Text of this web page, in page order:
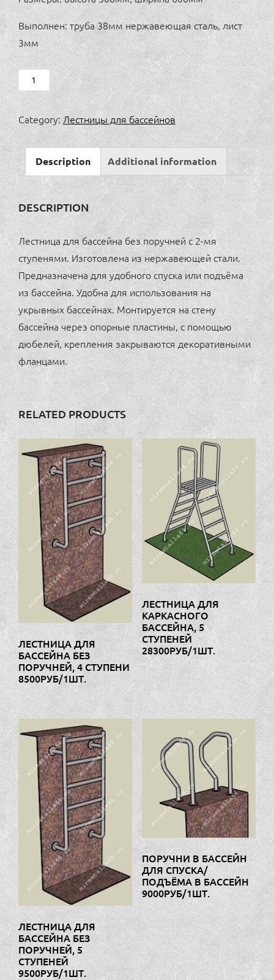
Выполнен: труба 38мм нержавеющая сталь, лист
3мм
Лестница
для
бассейна
без
поручней,
2
ступени
6500руб/1шт.
quantity
Category:Лестницы для бассейнов
Description Additional information
DESCRIPTION
Лестница для бассейна без поручней с 2-мя
ступенями. Изготовлена из нержавеющей стали.
Предназначена для удобного спуска или подъёма
из бассейна. Удобна для использования на
укрывных бассейнах. Монтируется на стену
бассейна через опорные пластины, с помощью
дюбелей, крепления закрываются декоративными
фланцами.
RELATED PRODUCTS
ЛЕСТНИЦА ДЛЯ
БАССЕЙНА БЕЗ
ПОРУЧНЕЙ, 4 СТУПЕНИ
8500РУБ/1ШТ.
ЛЕСТНИЦА ДЛЯ
КАРКАСНОГО
БАССЕЙНА, 5
СТУПЕНЕЙ
28300РУБ/1ШТ.
ЛЕСТНИЦА ДЛЯ
БАССЕЙНА БЕЗ
ПОРУЧНЕЙ, 5
СТУПЕНЕЙ
9500РУБ/1ШТ.
ПОРУЧНИ В БАССЕЙН
ДЛЯ СПУСКА/
ПОДЪЁМА В БАССЕЙН
9000РУБ/1ШТ.